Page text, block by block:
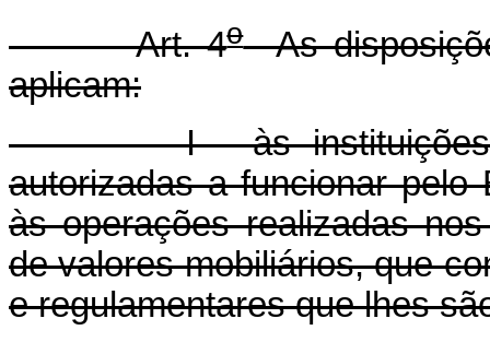
Art. 4oAs
aplicam:
I - às instituições
autorizadas a funcionar
às operações realizadas
de valores mobiliários, que
e regulamentares que lhes